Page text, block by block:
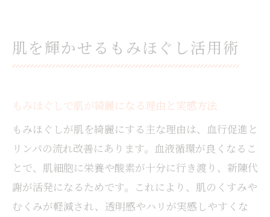
肌を輝かせるもみほぐし活用術
もみほぐしで肌が綺麗になる理由と実感方法
もみほぐしが肌を綺麗にする主な理由は、血行促進と
リンパの流れ改善にあります。血液循環が良くなるこ
とで、肌細胞に栄養や酸素が十分に行き渡り、新陳代
謝が活発になるためです。これにより、肌のくすみや
むくみが軽減され、透明感やハリが実感しやすくな